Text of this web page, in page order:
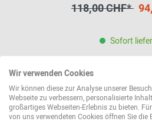
118,00 CHF*
Sofort
Wir verwenden Cookies
Wir können diese zur Analyse unserer
Webseite zu verbessern, personalisierte
großartiges Webseiten-Erlebnis zu bieten.
von uns verwendeten Cookies öffnen Sie die